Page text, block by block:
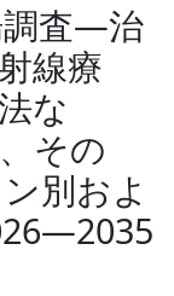
調査―治
線療
な
その
別およ